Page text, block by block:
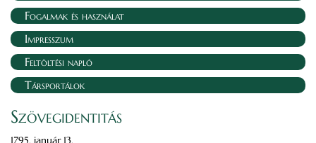
Fogalmak és használat
Impresszum
Feltöltési napló
Társportálok
Szövegidentitás
1795. január 13.